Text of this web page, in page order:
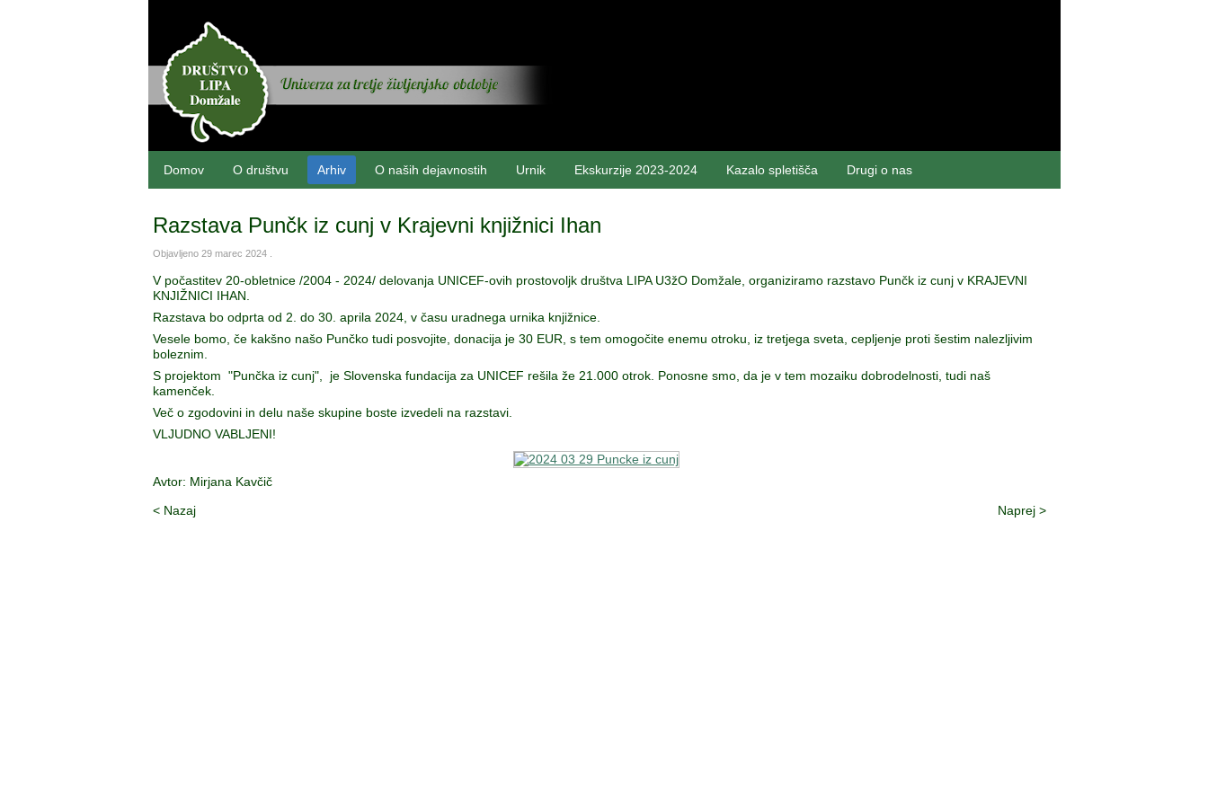
Domov O društvu Arhiv O naših dejavnostih Urnik Ekskurzije 2023-2024 Kazalo spletišča Drugi o nas
Razstava Punčk iz cunj v Krajevni knjižnici Ihan
Objavljeno 29 marec 2024
V počastitev 20-obletnice /2004 - 2024/ delovanja UNICEF-ovih prostovoljk društva LIPA U3žO Domžale, organiziramo razstavo Punčk iz cunj v KRAJEVNI
KNJIŽNICI IHAN.
Razstava bo odprta od 2. do 30. aprila 2024, v času uradnega urnika knjižnice.
Vesele bomo, če kakšno našo Punčko tudi posvojite, donacija je 30 EUR, s tem omogočite enemu otroku, iz tretjega sveta, cepljenje proti šestim nalezljivim
boleznim.
S projektom "Punčka iz cunj", je Slovenska fundacija za UNICEF rešila že 21.000 otrok. Ponosne smo, da je v tem mozaiku dobrodelnosti, tudi naš
kamenček.
Več o zgodovini in delu naše skupine boste izvedeli na razstavi.
VLJUDNO VABLJENI!
Avtor: Mirjana Kavčič
< Nazaj
Naprej >